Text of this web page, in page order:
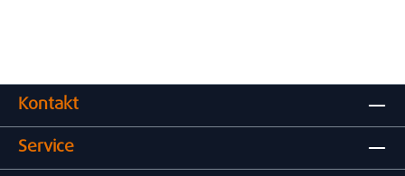
Kontakt
Service